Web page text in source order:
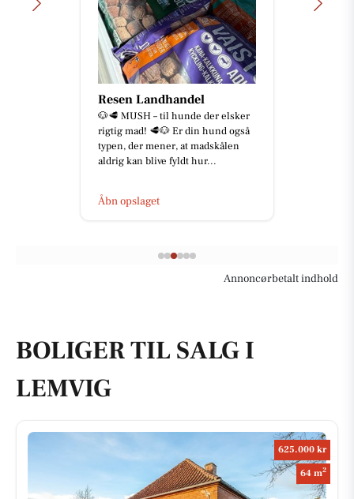
Resen Landhandel
🐶🥩 MUSH – til hunde der elsker
rigtig mad! 🥩🐶 Er din hund også
typen, der mener, at madskålen
aldrig kan blive fyldt hur...
Åbn opslaget
Annoncørbetalt indhold
BOLIGER TIL SALG I
LEMVIG
625.000 kr
64 m2